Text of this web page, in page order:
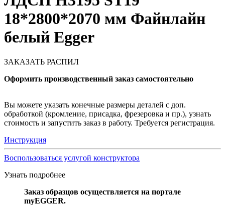
18*2800*2070 мм Файнлайн
белый Egger
ЗАКАЗАТЬ РАСПИЛ
Оформить производственный заказ самостоятельно
Вы можете указать конечные размеры деталей с доп.
обработкой (кромление, присадка, фрезеровка и пр.), узнать
стоимость и запустить заказ в работу. Требуется регистрация.
Инструкция
Воспользоваться услугой конструктора
Узнать подробнее
Заказ образцов осуществляется на портале
myEGGER.